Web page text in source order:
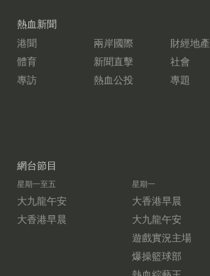
熱血新聞
港聞
兩岸國際
財經地產
體育
新聞直擊
社會
專訪
熱血公投 專題
網台節目
星期一至五
大九龍午安
大香港早晨
星期一
大香港早晨
大九龍午安
遊戲實況主場
爆操籃球部